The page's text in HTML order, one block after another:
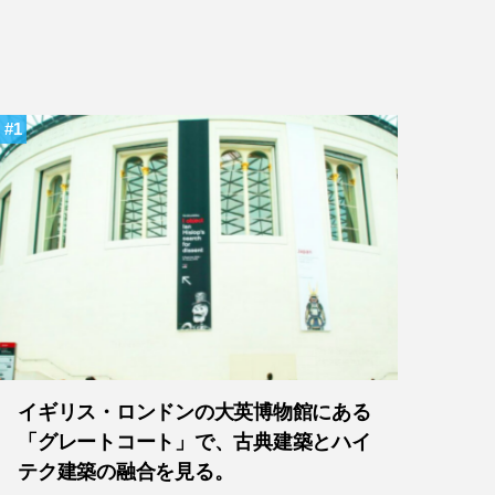
1
イギリス・ロンドンの大英博物館にある
「グレートコート」で、古典建築とハイ
テク建築の融合を見る。